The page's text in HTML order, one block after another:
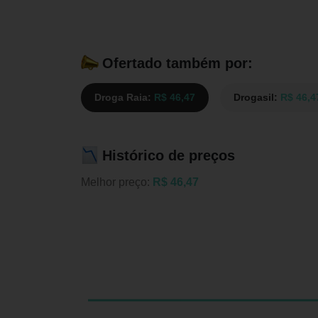
Ofertado também por:
Droga Raia: R$ 46,47 Drogasil: R$
Histórico de preços
Melhor preço: R$ 46,47